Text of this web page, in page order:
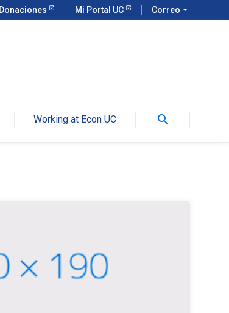
Donaciones Mi Portal UC Correo arrow_drop_down
Working at Econ UC search